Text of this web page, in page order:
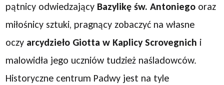
pątnicy odwiedzający Bazylikę św. Antoniego oraz
miłośnicy sztuki, pragnący zobaczyć na własne
oczy arcydzieło Giotta w Kaplicy Scrovegnich i
malowidła jego uczniów tudzież naśladowców.
Historyczne centrum Padwy jest na tyle